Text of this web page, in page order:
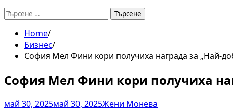
Търсене
Home
Бизнес
София Мел Фини кори получиха награда за „Най-
София Мел Фини кори получиха
май 30, 2025май 30, 2025Жени Монева